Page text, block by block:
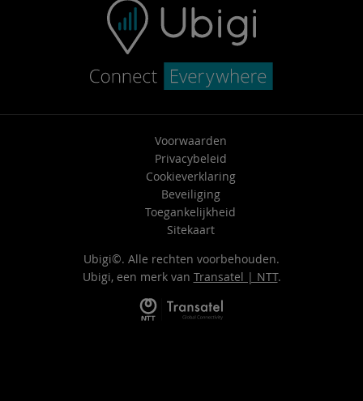
Voorwaarden
Privacybeleid
Cookieverklaring
Beveiliging
Toegankelijkheid
Sitekaart
Ubigi©. Alle rechten voorbehouden.
Ubigi, een merk van Transatel | NTT.